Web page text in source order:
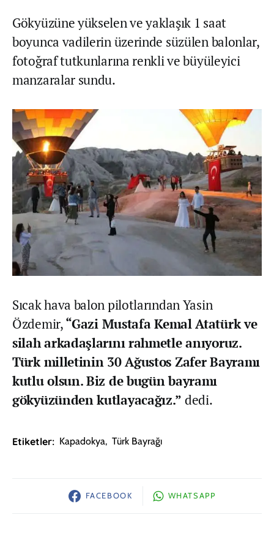
Gökyüzüne yükselen ve yaklaşık 1 saat
boyunca vadilerin üzerinde süzülen balonlar,
fotoğraf tutkunlarına renkli ve büyüleyici
manzaralar sundu.
Sıcak hava balon pilotlarından Yasin
Özdemir,“Gazi Mustafa Kemal Atatürk ve
silah arkadaşlarını rahmetle anıyoruz.
Türk milletinin 30 Ağustos Zafer Bayramı
kutlu olsun. Biz de bugün bayramı
gökyüzünden kutlayacağız.” dedi.
Etiketler: Kapadokya, Türk Bayrağı
FACEBOOK WHATSAPP